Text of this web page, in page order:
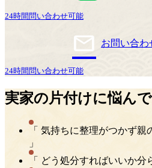
24時間問い合わせ可能
お問い合わ
24時間問い合わせ可能
実家の片付けに悩ん
「 気持ちに整理がつかず
」
「 どう処分すればいいか分